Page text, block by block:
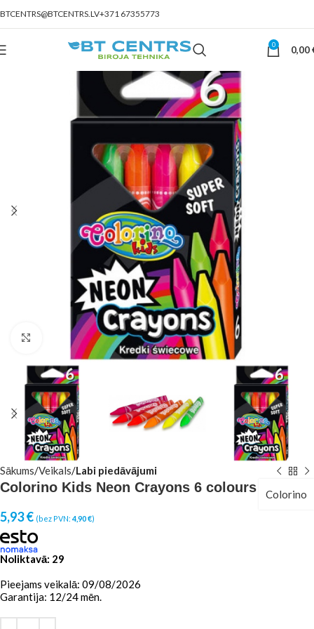
BTCENTRS@BTCENTRS.LV+371 67355773
0 0,00
Click to enlarge
Sākums Veikals Labi piedāvājumi
Colorino Kids Neon Crayons 6 colours Colorino
5,93€ (bez PVN: 4,90€)
Noliktavā: 29
Pieejams veikalā: 09/08/2026
Garantija: 12/24 mēn.